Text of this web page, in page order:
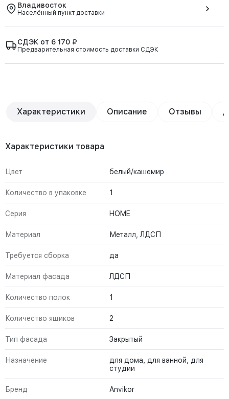
Владивосток
Населённый пункт доставки
СДЭК от 6 170 ₽
Предварительная стоимость доставки СДЭК
Характеристики Описание Отзывы
Характеристики товара
Цвет белый/кашемир
Количество в упаковке 1
Серия HOME
Материал Металл, ЛДСП
Требуется сборка да
Материал фасада ЛДСП
Количество полок 1
Количество ящиков 2
Тип фасада Закрытый
Назначение
для дома, для ванной, для
студии
Бренд Anvikor